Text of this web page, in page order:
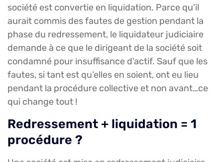
société est convertie en liquidation. Parce qu’il
aurait commis des fautes de gestion pendant la
phase du redressement, le liquidateur judiciaire
demande à ce que le dirigeant de la société soit
condamné pour insuffisance d’actif. Sauf que les
fautes, si tant est qu’elles en soient, ont eu lieu
pendant la procédure collective et non avant…ce
qui change tout !
Redressement + liquidation = 1
procédure ?